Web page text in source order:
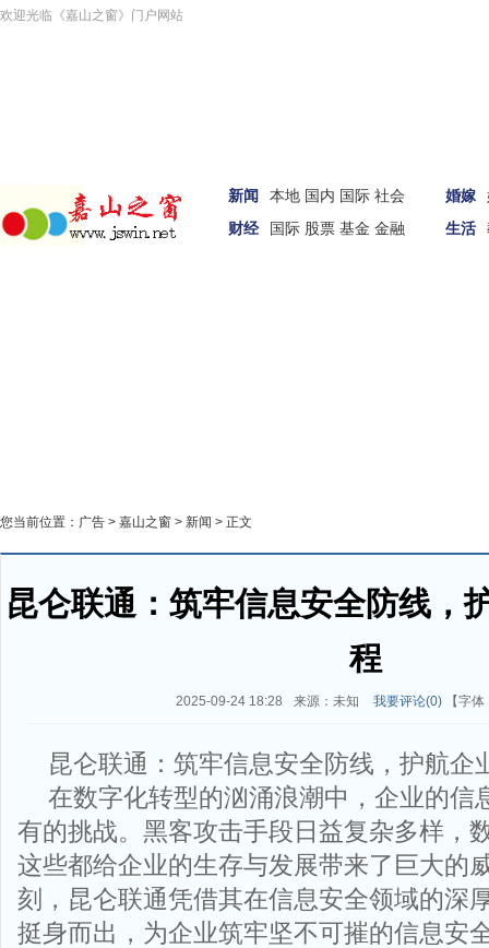
欢迎光临《嘉山之窗》门户网站
新闻 本地 国内 国际 社会
财经
国际 股票 基金 金融
婚嫁
生活
您当前位置： 广告 > 嘉山之窗 > 新闻 > 正文
昆仑联通：筑牢信息安全防线，
程
2025-09-24 18:28 来源：未知 我要评论(0)【字体
昆仑联通：筑牢信息安全防线，护航企
在数字化转型的汹涌浪潮中，企业的信
有的挑战。黑客攻击手段日益复杂多样，
这些都给企业的生存与发展带来了巨大的
刻，昆仑联通凭借其在信息安全领域的深
挺身而出，为企业筑牢坚不可摧的信息安